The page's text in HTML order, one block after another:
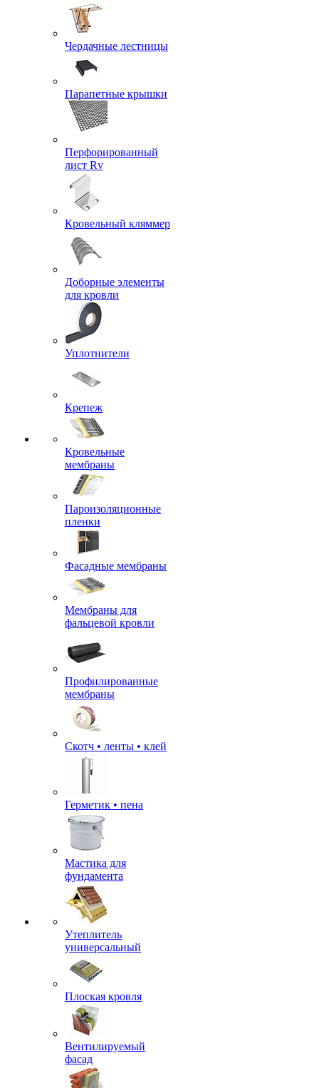
Чердачные лестницы
Парапетные крышки
Перфорированный
лист Rv
Кровельный кляммер
Доборные элементы
для кровли
Уплотнители
Крепеж
Кровельные
мембраны
Пароизоляционные
пленки
Фасадные мембраны
Мембраны для
фальцевой кровли
Профилированные
мембраны
Скотч • ленты • клей
Герметик • пена
Мастика для
фундамента
Утеплитель
универсальный
Плоская кровля
Вентилируемый
фасад